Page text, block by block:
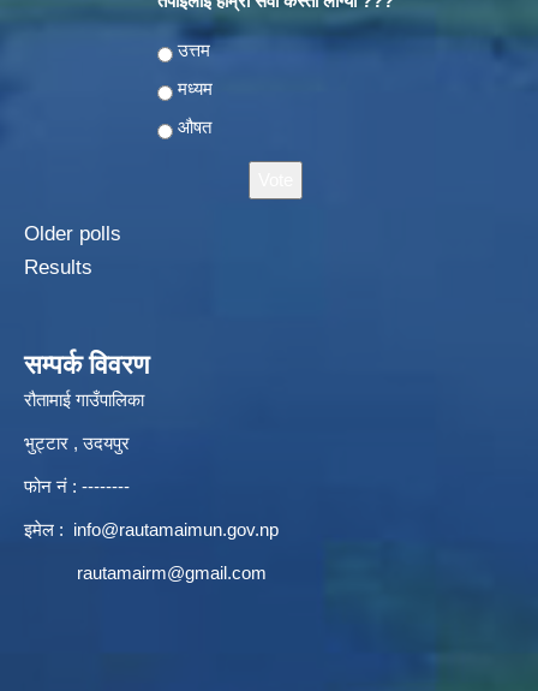
Choices
उत्तम
मध्यम
औषत
Older polls
Results
सम्पर्क विवरण
रौतामाई गाउँपालिका
भुट्टार , उदयपुर
फोन नं : --------
इमेल : info@rautamaimun.gov.np
rautamairm@gmail.com